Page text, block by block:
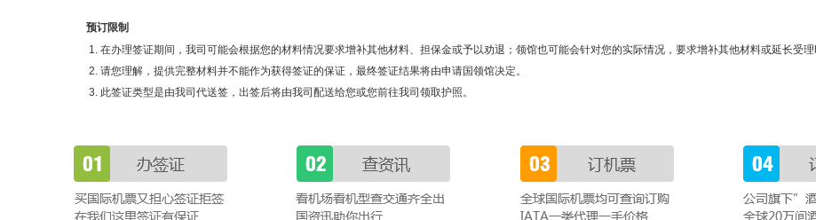
预订限制
在办理签证期间，我司可能会根据您的材料情况要求增补其他材料、担保金或予以劝退；领馆也可能会针对您的实际情况，要求增补其他材料或延长受
请您理解，提供完整材料并不能作为获得签证的保证，最终签证结果将由申请国领馆决定。
此签证类型是由我司代送签，出签后将由我司配送给您或您前往我司领取护照。